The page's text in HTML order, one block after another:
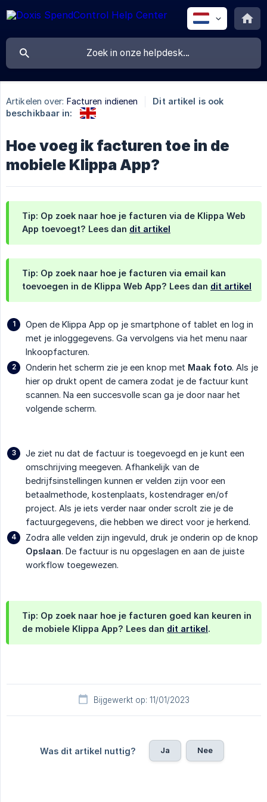
Artikelen over: Facturen indienen
Dit artikel is ook
beschikbaar in:
Hoe voeg ik facturen toe in de
mobiele Klippa App?
Tip: Op zoek naar hoe je facturen via de Klippa Web
App toevoegt? Lees dan dit artikel
Tip: Op zoek naar hoe je facturen via email kan
toevoegen in de Klippa Web App? Lees dan dit artikel
Open de Klippa App op je smartphone of tablet en log in
met je inloggegevens. Ga vervolgens via het menu naar
Inkoopfacturen.
Onderin het scherm zie je een knop met Maak foto. Als je
hier op drukt opent de camera zodat je de factuur kunt
scannen. Na een succesvolle scan ga je door naar het
volgende scherm.
Je ziet nu dat de factuur is toegevoegd en je kunt een
omschrijving meegeven. Afhankelijk van de
bedrijfsinstellingen kunnen er velden zijn voor een
betaalmethode, kostenplaats, kostendrager en/of
project. Als je iets verder naar onder scrolt zie je de
factuurgegevens, die hebben we direct voor je herkend.
Zodra alle velden zijn ingevuld, druk je onderin op de knop
Opslaan. De factuur is nu opgeslagen en aan de juiste
workflow toegewezen.
Tip: Op zoek naar hoe je facturen goed kan keuren in
de mobiele Klippa App? Lees dan dit artikel.
Bijgewerkt op: 11/01/2023
Was dit artikel nuttig? Ja Nee